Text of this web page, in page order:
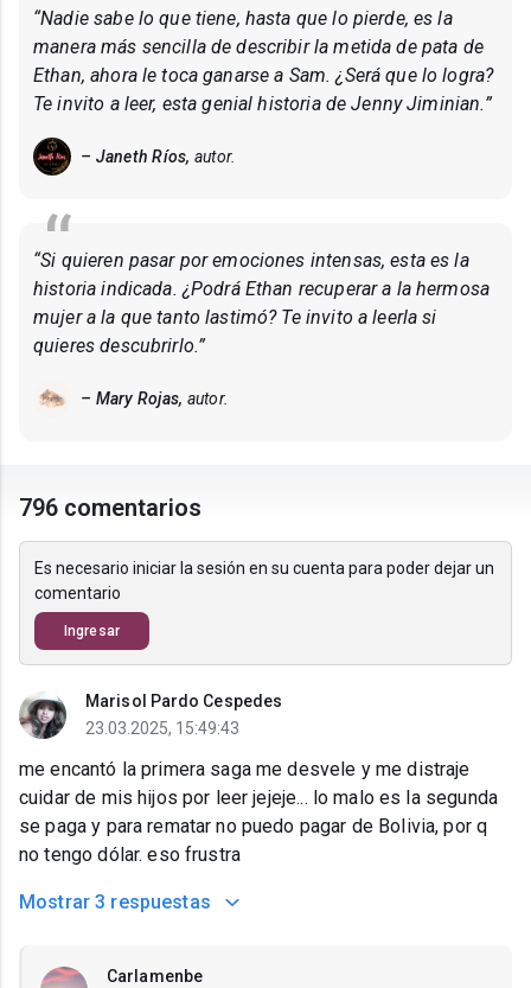
“Nadie sabe lo que tiene, hasta que lo pierde, es la
manera más sencilla de describir la metida de pata de
Ethan, ahora le toca ganarse a Sam. ¿Será que lo logra?
Te invito a leer, esta genial historia de Jenny Jiminian.”
– Janeth Ríos, autor.
“Si quieren pasar por emociones intensas, esta es la
historia indicada. ¿Podrá Ethan recuperar a la hermosa
mujer a la que tanto lastimó? Te invito a leerla si
quieres descubrirlo.”
– Mary Rojas, autor.
796 comentarios
Es necesario iniciar la sesión en su cuenta para poder dejar un
comentario
Ingresar
Marisol Pardo Cespedes
23.03.2025, 15:49:43
me encantó la primera saga me desvele y me distraje
cuidar de mis hijos por leer jejeje... lo malo es la segunda
se paga y para rematar no puedo pagar de Bolivia, por q
no tengo dólar. eso frustra
Mostrar 3 respuestas
Carlamenbe